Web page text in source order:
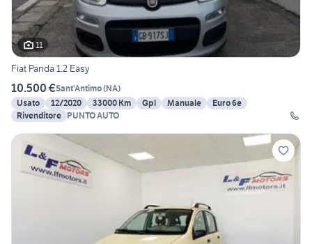
11
Fiat Panda 1.2 Easy
10.500 €Sant'Antimo(NA)
Usato
12/2020 33000 Km Gpl Manuale
Euro 6e
Rivenditore PUNTO AUTO